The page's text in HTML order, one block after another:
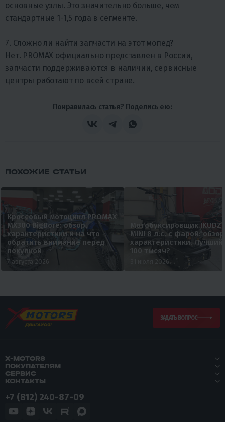
основные узлы. Это значительно больше, чем
стандартные 1-1,5 года в сегменте.
7. Сложно ли найти запчасти на этот мопед?
Нет. PROMAX официально представлен в России,
запчасти поддерживаются в наличии, сервисные
центры работают по всей стране.
Понравилась статья? Поделись ею:
ПОХОЖИЕ СТАТЬИ
Кроссовый мотоцикл PROMAX
MX300 BigBore: обзор,
характеристики и на что
обратить внимание перед
покупкой
7 августа 2026
Мотобуксировщик
MINI 8 л.с. с фарой:
характеристики. Лучший
100 тысяч?
31 июля 2026
ЗАДАТЬ ВОПРОС
X-MOTORS
ПОКУПАТЕЛЯМ
СЕРВИС
КОНТАКТЫ
+7 (812) 240-87-09